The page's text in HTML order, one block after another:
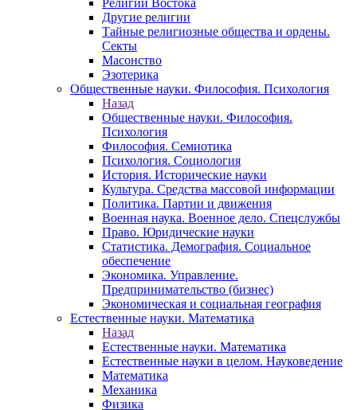
Религии Востока
Другие религии
Тайные религиозные общества и ордены.
Секты
Масонство
Эзотерика
Общественные науки. Философия. Психология
Назад
Общественные науки. Философия.
Психология
Философия. Семиотика
Психология. Социология
История. Исторические науки
Культура. Средства массовой информации
Политика. Партии и движения
Военная наука. Военное дело. Спецслужбы
Право. Юридические науки
Статистика. Демография. Социальное
обеспечение
Экономика. Управление.
Предпринимательство (бизнес)
Экономическая и социальная география
Естественные науки. Математика
Назад
Естественные науки. Математика
Естественные науки в целом. Науковедение
Математика
Механика
Физика